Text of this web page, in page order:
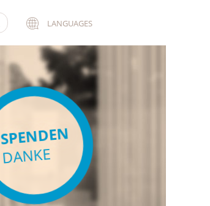
LANGUAGES
SPENDEN
DANKE